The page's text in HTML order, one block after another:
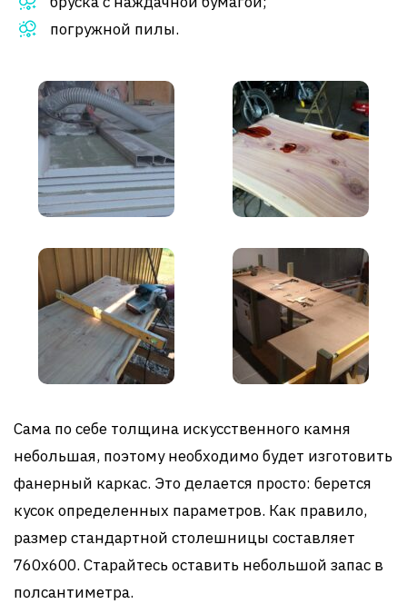
погружной пилы.
Сама по себе толщина искусственного камня
небольшая, поэтому необходимо будет изготовить
фанерный каркас. Это делается просто: берется
кусок определенных параметров. Как правило,
размер стандартной столешницы составляет
760х600. Старайтесь оставить небольшой запас в
полсантиметра.